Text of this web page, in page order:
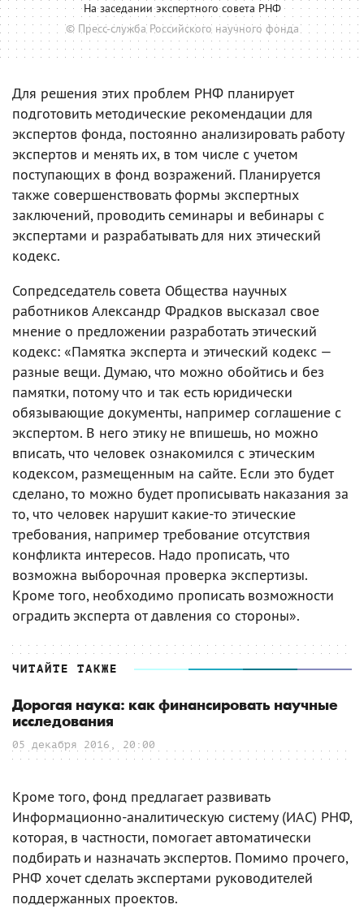
На заседании экспертного совета РНФ
© Пресс-служба Российского научного фонда
Для решения этих проблем РНФ планирует
подготовить методические рекомендации для
экспертов фонда, постоянно анализировать работу
экспертов и менять их, в том числе с учетом
поступающих в фонд возражений. Планируется
также совершенствовать формы экспертных
заключений, проводить семинары и вебинары с
экспертами и разрабатывать для них этический
кодекс.
Сопредседатель совета Общества научных
работников Александр Фрадков высказал свое
мнение о предложении разработать этический
кодекс: «Памятка эксперта и этический кодекс —
разные вещи. Думаю, что можно обойтись и без
памятки, потому что и так есть юридически
обязывающие документы, например соглашение с
экспертом. В него этику не впишешь, но можно
вписать, что человек ознакомился с этическим
кодексом, размещенным на сайте. Если это будет
сделано, то можно будет прописывать наказания за
то, что человек нарушит какие-то этические
требования, например требование отсутствия
конфликта интересов. Надо прописать, что
возможна выборочная проверка экспертизы.
Кроме того, необходимо прописать возможности
оградить эксперта от давления со стороны».
ЧИТАЙТЕ ТАКЖЕ
Дорогая наука: как финансировать научные
исследования
05 декабря 2016, 20:00
Кроме того, фонд предлагает развивать
Информационно-аналитическую систему (ИАС) РНФ,
которая, в частности, помогает автоматически
подбирать и назначать экспертов. Помимо прочего,
РНФ хочет сделать экспертами руководителей
поддержанных проектов.